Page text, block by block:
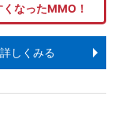
なったMMO！
詳しくみる